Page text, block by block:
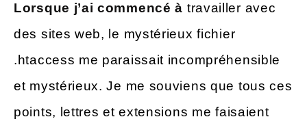
Lorsque j’ai commencé à travailler avec
des sites web, le mystérieux fichier
.htaccess me paraissait incompréhensible
et mystérieux. Je me souviens que tous ces
points, lettres et extensions me faisaient